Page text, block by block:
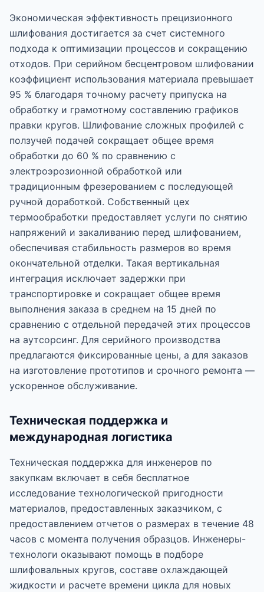
Экономическая эффективность прецизионного
шлифования достигается за счет системного
подхода к оптимизации процессов и сокращению
отходов. При серийном бесцентровом шлифовании
коэффициент использования материала превышает
95 % благодаря точному расчету припуска на
обработку и грамотному составлению графиков
правки кругов. Шлифование сложных профилей с
ползучей подачей сокращает общее время
обработки до 60 % по сравнению с
электроэрозионной обработкой или
традиционным фрезерованием с последующей
ручной доработкой. Собственный цех
термообработки предоставляет услуги по снятию
напряжений и закаливанию перед шлифованием,
обеспечивая стабильность размеров во время
окончательной отделки. Такая вертикальная
интеграция исключает задержки при
транспортировке и сокращает общее время
выполнения заказа в среднем на 15 дней по
сравнению с отдельной передачей этих процессов
на аутсорсинг. Для серийного производства
предлагаются фиксированные цены, а для заказов
на изготовление прототипов и срочного ремонта —
ускоренное обслуживание.
Техническая поддержка и
международная логистика
Техническая поддержка для инженеров по
закупкам включает в себя бесплатное
исследование технологической пригодности
материалов, предоставленных заказчиком, с
предоставлением отчетов о размерах в течение 48
часов с момента получения образцов. Инженеры-
технологи оказывают помощь в подборе
шлифовальных кругов, составе охлаждающей
жидкости и расчете времени цикла для новых